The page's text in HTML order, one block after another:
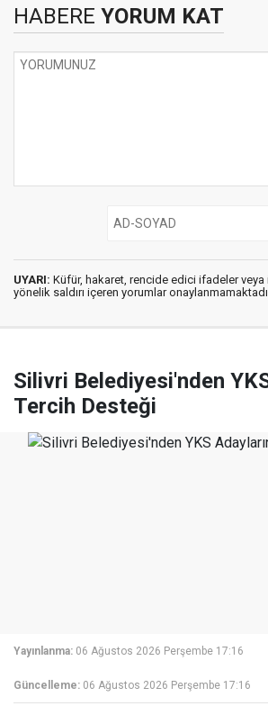
HABERE YORUM KAT
UYARI: Küfür, hakaret, rencide edici ifadeler veya
yönelik saldırı içeren yorumlar
Silivri Belediyesi'nden
Tercih Desteği
Yayınlanma: 06 Ağustos 2026 Perşembe 17:16
Güncelleme: 06 Ağustos 2026 Perşembe 17:16